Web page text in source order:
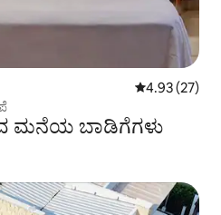
5 ರಲ್ಲಿ 4.93
4.93 (27)
ಮನೆಯ ಬಾಡಿಗೆಗಳು